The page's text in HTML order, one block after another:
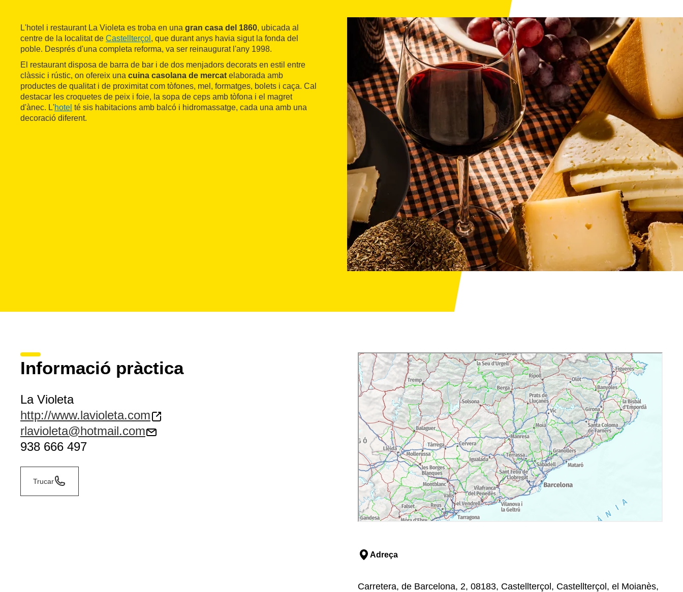
L'hotel i restaurant La Violeta es troba en una gran casa del 1860, ubicada al
centre de la localitat de Castellterçol , que durant anys havia sigut la fonda del
poble. Després d'una completa reforma, va ser reinaugurat l'any 1998.
El restaurant disposa de barra de bar i de dos menjadors decorats en estil entre
clàssic i rústic, on ofereix una cuina casolana de mercat elaborada amb
productes de qualitat i de proximitat com tòfones, mel, formatges, bolets i caça. Cal
destacar les croquetes de peix i foie, la sopa de ceps amb tòfona i el magret
d'ànec. L'hotel té sis habitacions amb balcó i hidromassatge, cada una amb una
decoració diferent.
Informació pràctica
La Violeta
http://www.lavioleta.com
rlavioleta@hotmail.com
938 666 497
Trucar
Adreça
Carretera, de Barcelona, 2, 08183, Castellterçol, Castellterçol, el Moianès,